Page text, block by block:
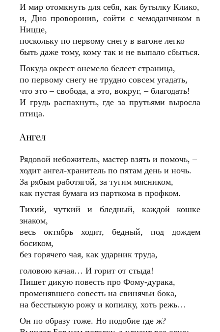
И мир отомкнуть для себя, как бутылку Клико,
и, Дно проворонив, сойти с чемоданчиком в
Ницце,
поскольку по первому снегу в вагоне легко
быть даже тому, кому так и не выпало сбыться.
Покуда окрест онемело белеет страница,
по первому снегу не трудно совсем угадать,
что это – свобода, а это, вокруг, – благодать!
И грудь распахнуть, где за прутьями выросла
птица.
Ангел
Рядовой небожитель, мастер взять и помочь, –
ходит ангел-хранитель по пятам день и ночь.
За рябым работягой, за тугим мясником,
как пустая бумага из парткома в профком.
Тихий, чуткий и бледный, каждой кошке
знаком,
весь октябрь ходит, бедный, под дождем
босиком,
без горячего чая, как ударник труда,
головою качая… И горит от стыда!
Пишет дикую повесть про Фому-дурака,
променявшего совесть на свинячьи бока,
на бесстыжую рожу и копилку, хоть режь…
Он по образу тоже. Но подобие где ж?